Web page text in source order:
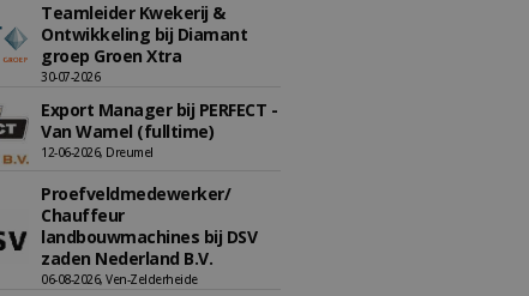
Teamleider Kwekerij &
Ontwikkeling bij Diamant
groep Groen Xtra
30-07-2026
Export Manager bij PERFECT -
Van Wamel (fulltime)
12-06-2026, Dreumel
Proefveldmedewerker/
Chauffeur
landbouwmachines bij DSV
zaden Nederland B.V.
06-08-2026, Ven-Zelderheide